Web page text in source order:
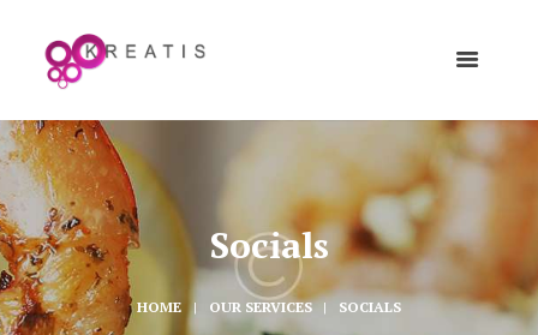
Socials
HOME OUR SERVICES SOCIALS